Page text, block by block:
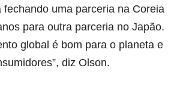
fechando uma parceria na Coreia
para outra parceria no Japão.
global é bom para o planeta e
diz Olson.